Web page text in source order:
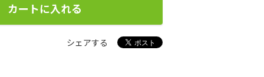
カートに入れる
シェアする